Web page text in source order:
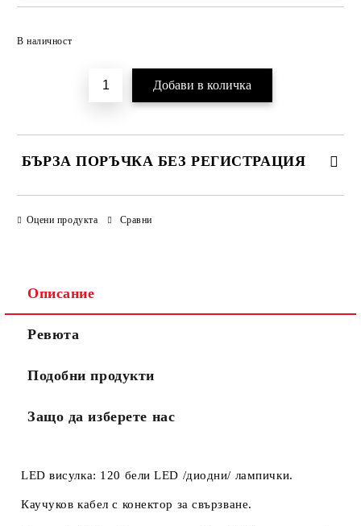
В наличност
БЪРЗА ПОРЪЧКА БЕЗ РЕГИСТРАЦИЯ
Моля, проверете дали сте изписали правилно
"Купи сега", Вие се съгласявате с
Оцени продукта Сравни
Описание
Ревюта
Подобни продукти
Защо да изберете нас
LED висулка: 120 бели LED /диодни/ лампички.
Каучуков кабел с конектор за свързване.